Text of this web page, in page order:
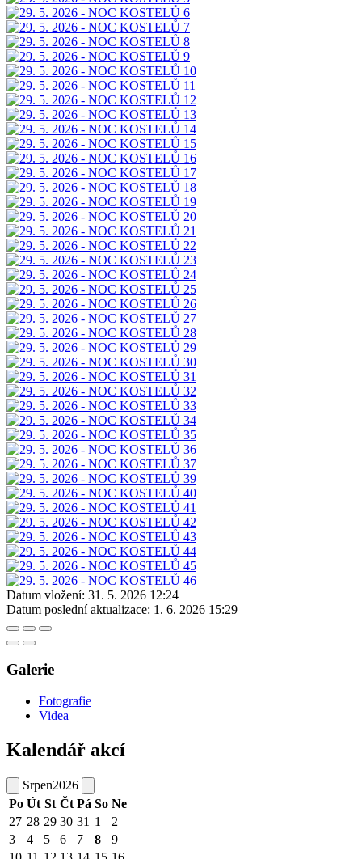
Datum vložení: 31. 5. 2026 12:24
Datum poslední aktualizace: 1. 6. 2026 15:29
Galerie
Fotografie
Videa
Kalendář akcí
Srpen2026
Po Út St Čt Pá So Ne
27 28 29 30 31 1
2
3
4 5 6 7 8
9